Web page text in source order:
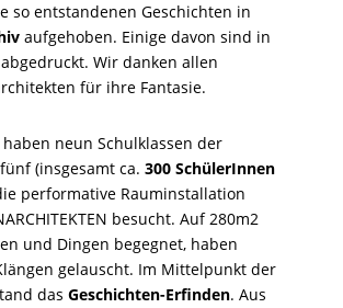
so entstandenen Geschichten in
aufgehoben. Einige davon sind in
Wir danken allen
für ihre Fantasie.
neun Schulklassen der
(insgesamt ca. 300 SchülerInnen
performative Rauminstallation
besucht. Auf 280m2
und Dingen begegnet, haben
gelauscht. Im Mittelpunkt der
das Geschichten-Erfinden. Aus